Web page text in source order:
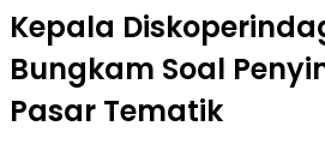
Kepala
Bungkam Soal
Pasar Tematik